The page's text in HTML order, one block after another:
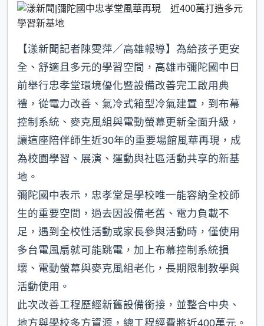
b
o
o
a
e
【漾新聞記者陳雯萍／高雄報導】為給孩子更安
全、舒適且多元的學習空間，高雄市彌陀國中日
前舉行忠孝堂環境優化暨設備改善完工啟用典
禮，從電力改善、氣冷式箱型冷氣建置，到布幕
控制系統、麥克風組與電動螢幕更新全面升級，
讓這座陪伴師生近30年的重要場館風華再現，成
為校園學習、展演、運動與社區活動共享的新基
地。
彌陀國中表示，忠孝堂是學校唯一能容納全校師
生的重要空間，過去因設備老舊、電力負載不
足，遇到全校性活動或家長參與活動時，僅使用
多台電風扇就可能跳電，加上布幕控制系統損
壞、電動螢幕與麥克風組老化，長期限制教學與
活動使用。
此次改善工程歷經新舊設備銜接，並整合中央、
地方與學校多方資源，總工程經費將近400萬元。